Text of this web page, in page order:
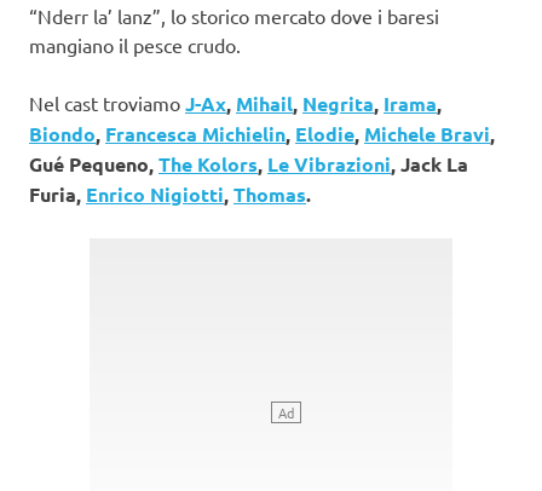
“Nderr la’ lanz”, lo storico mercato dove i baresi
mangiano il pesce crudo.
Nel cast troviamo J-Ax, Mihail, Negrita, Irama,
Biondo, Francesca Michielin, Elodie, Michele Bravi,
Gué Pequeno,The Kolors, Le Vibrazioni, Jack La
Furia, Enrico Nigiotti,Thomas.